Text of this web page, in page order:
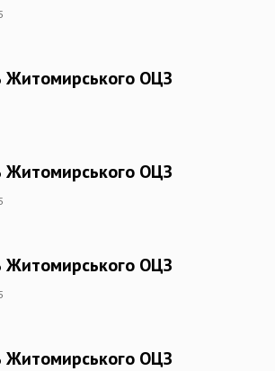
Житомирського ОЦЗ
Житомирського ОЦЗ
Житомирського ОЦЗ
Житомирського ОЦЗ